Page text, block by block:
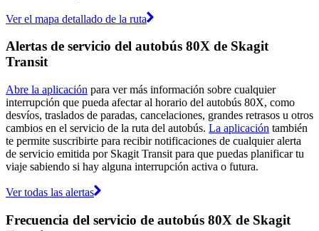
Ver el mapa detallado de la ruta
Alertas de servicio del autobús 80X de Skagit
Transit
Abre la aplicación para ver más información sobre cualquier
interrupción que pueda afectar al horario del autobús 80X, como
desvíos, traslados de paradas, cancelaciones, grandes retrasos u otros
cambios en el servicio de la ruta del autobús. La aplicación también
te permite suscribirte para recibir notificaciones de cualquier alerta
de servicio emitida por Skagit Transit para que puedas planificar tu
viaje sabiendo si hay alguna interrupción activa o futura.
Ver todas las alertas
Frecuencia del servicio de autobús 80X de Skagit